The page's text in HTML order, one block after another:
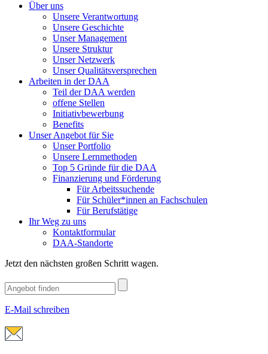
Über uns
Unsere Verantwortung
Unsere Geschichte
Unser Management
Unsere Struktur
Unser Netzwerk
Unser Qualitätsversprechen
Arbeiten in der DAA
Teil der DAA werden
offene Stellen
Initiativbewerbung
Benefits
Unser Angebot für Sie
Unser Portfolio
Unsere Lernmethoden
Top 5 Gründe für die DAA
Finanzierung und Förderung
Für Arbeitssuchende
Für Schüler*innen an Fachschulen
Für Berufstätige
Ihr Weg zu uns
Kontaktformular
DAA-Standorte
Jetzt den nächsten großen Schritt wagen.
E-Mail schreiben